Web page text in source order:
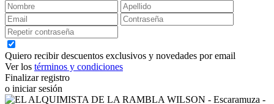
Quiero recibir descuentos exclusivos y novedades por email
Ver los términos y condiciones
Finalizar registro
o iniciar sesión